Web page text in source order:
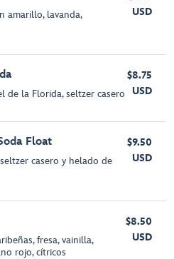
amarillo, lavanda,
USD
de la Florida, seltzer casero
$8.75
USD
Float
casero y helado de
$9.50
USD
fresa, vainilla,
rojo, cítricos
$8.50
USD